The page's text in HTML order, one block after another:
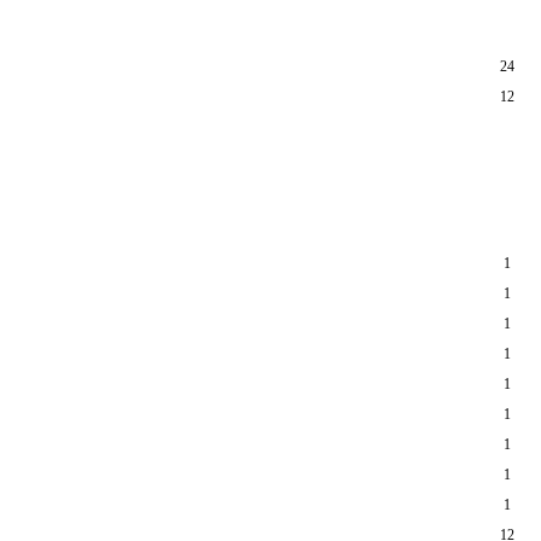
24
12
1
1
1
1
1
1
1
1
1
12